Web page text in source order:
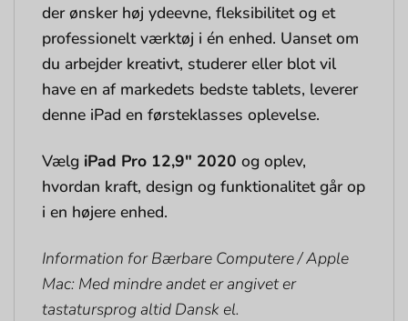
der ønsker høj ydeevne, fleksibilitet og et
professionelt værktøj i én enhed. Uanset om
du arbejder kreativt, studerer eller blot vil
have en af markedets bedste tablets, leverer
denne iPad en førsteklasses oplevelse.
Vælg iPad Pro 12,9″ 2020 og oplev,
hvordan kraft, design og funktionalitet går op
i en højere enhed.
Information for Bærbare Computere / Apple
Mac: Med mindre andet er angivet er
tastatursprog altid Dansk el.